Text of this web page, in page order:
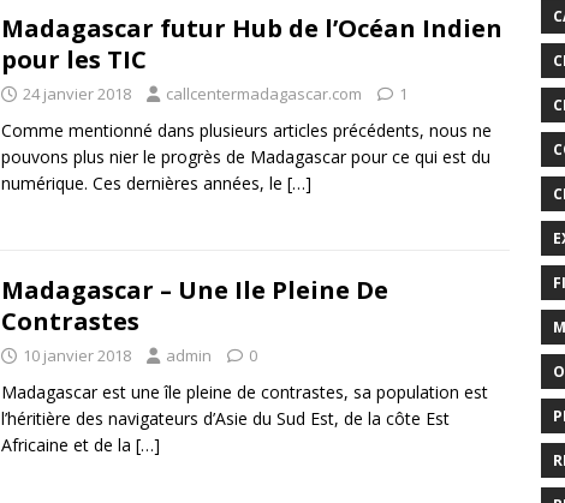
Madagascar futur Hub de l’Océan Indien
pour les TIC
24 janvier 2018 callcentermadagascar.com 1
Comme mentionné dans plusieurs articles précédents, nous ne
pouvons plus nier le progrès de Madagascar pour ce qui est du
numérique. Ces dernières années, le […]
Madagascar – Une Ile Pleine De
Contrastes
10 janvier 2018 admin 0
Madagascar est une île pleine de contrastes, sa population est
l’héritière des navigateurs d’Asie du Sud Est, de la côte Est
Africaine et de la […]